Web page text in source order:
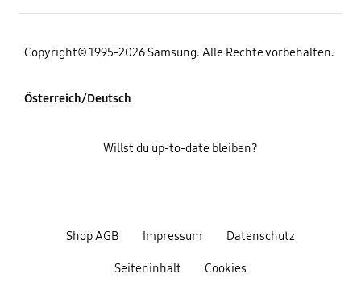
Copyright© 1995-2026 Samsung. Alle Rechte vorbehalten.
Österreich/Deutsch
Shop AGB Impressum Datenschutz
Seiteninhalt Cookies
Willst du up-to-date bleiben?